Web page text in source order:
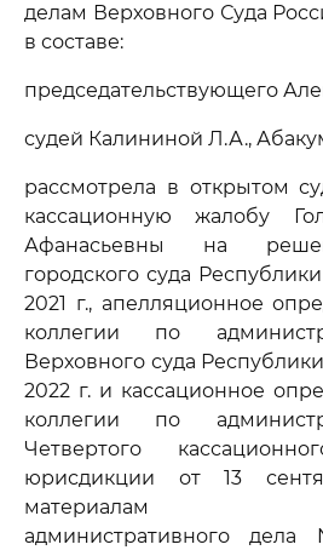
делам Верховного Суда
в составе:
председательствующего
судей Калининой Л.А.,
рассмотрела в открытом
кассационную жалобу
Афанасьевны на
городского суда
2021 г., апелляционное
коллегии по
Верховного суда
2022 г. и кассационное
коллегии по
Четвертого
юрисдикции от 13
материалам
административного дела